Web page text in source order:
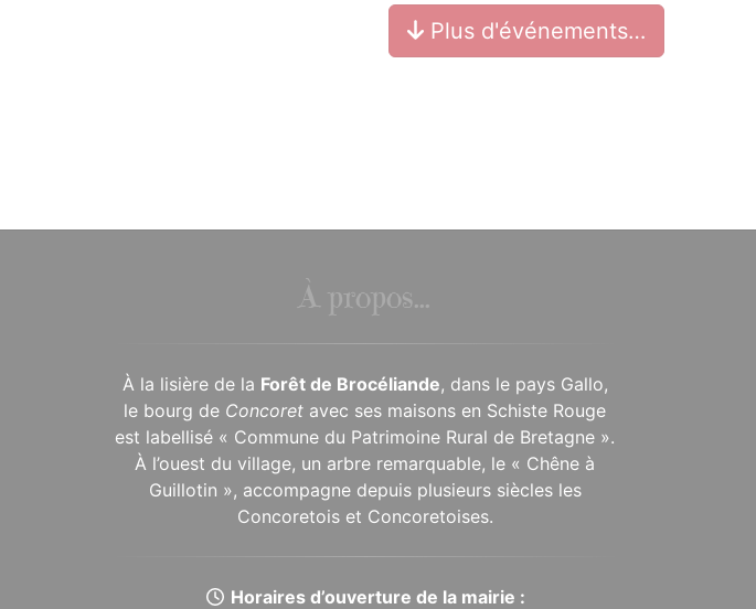
Plus d'événements…
À propos...
À la lisière de la Forêt de Brocéliande, dans le pays Gallo,
le bourg de Concoret avec ses maisons en Schiste Rouge
est labellisé « Commune du Patrimoine Rural de Bretagne ».
À l’ouest du village, un arbre remarquable, le « Chêne à
Guillotin », accompagne depuis plusieurs siècles les
Concoretois et Concoretoises.
Horaires d’ouverture de la mairie :